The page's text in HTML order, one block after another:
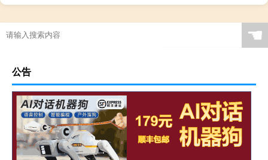
☚
公告